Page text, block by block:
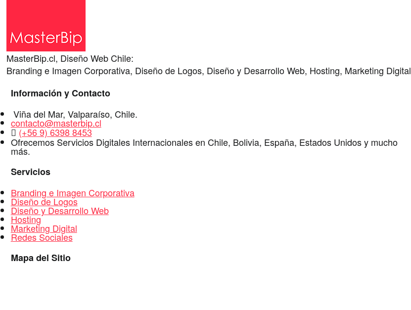
MasterBip.cl, Diseño Web Chile:
Branding e Imagen Corporativa, Diseño de Logos, Diseño y Desarrollo Web, Hosting, Marketing
Información y Contacto
Dirección
Viña del Mar, Valparaíso, Chile.
E-
Mail
contacto@masterbip.cl
WhatsApp
(+56 9) 6398 8453
Ofrecemos Servicios Digitales Internacionales en Chile, Bolivia, España, Estados Unidos y mucho
más.
Servicios
Branding e Imagen Corporativa
Diseño de Logos
Diseño y Desarrollo Web
Hosting
Marketing Digital
Redes Sociales
Mapa del Sitio